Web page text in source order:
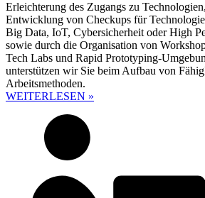
Erleichterung des Zugangs zu
Entwicklung von Checkups für
Big Data, IoT, Cybersicherheit oder High
sowie durch die Organisation von
Tech Labs und Rapid Prototyping-
unterstützen wir Sie beim Aufbau von
Arbeitsmethoden.
WEITERLESEN »